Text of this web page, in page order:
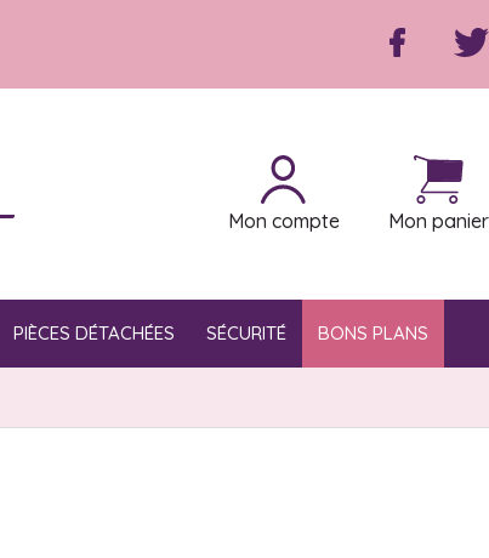
Mon compte Mon panier
PIÈCES DÉTACHÉES SÉCURITÉ BONS PLANS